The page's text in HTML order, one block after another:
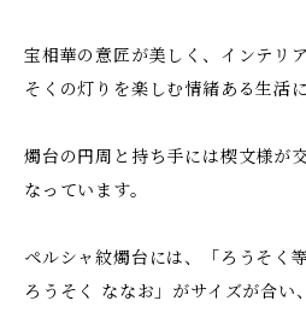
宝相華の意匠が美しく、インテリ
そくの灯りを楽しむ情緒ある生活に
燭台の円周と持ち手には楔文様が
なっています。
ペルシャ紋燭台には、「ろうそく
ろうそく ななお」がサイズが合い